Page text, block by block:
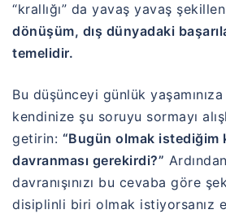
“krallığı” da yavaş yavaş
dönüşüm, dış dünyadaki
temelidir.
Bu düşünceyi günlük
kendinize şu soruyu sormayı
getirin: “Bugün olmak istediğim
davranması gerekirdi?”
davranışınızı bu cevaba göre
disiplinli biri olmak istiyorsanız